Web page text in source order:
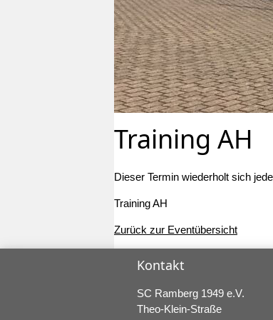
Training AH
Dieser Termin wiederholt sich
Training AH
Zurück zur Eventübersicht
Kontakt
SC Ramberg 1949 e.V.
Theo-Klein-Straße